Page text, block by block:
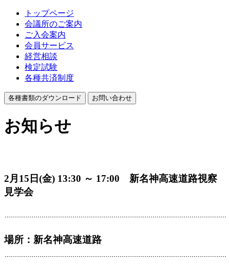
トップページ
会議所のご案内
ご入会案内
会員サービス
経営相談
検定試験
各種共済制度
各種書類のダウンロード お問い合わせ
お知らせ
2月15日(金) 13:30 ～ 17:00 新名神高速道路視察
見学会
場所：新名神高速道路